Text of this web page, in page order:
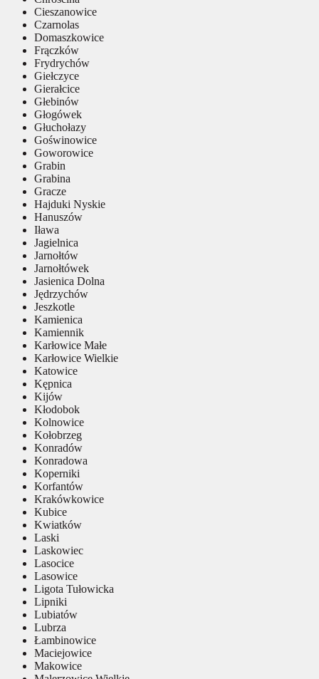
Cieszanowice
Czarnolas
Domaszkowice
Frączków
Frydrychów
Giełczyce
Gierałcice
Głebinów
Głogówek
Głuchołazy
Goświnowice
Goworowice
Grabin
Grabina
Gracze
Hajduki Nyskie
Hanuszów
Iława
Jagielnica
Jarnołtów
Jarnołtówek
Jasienica Dolna
Jędrzychów
Jeszkotle
Kamienica
Kamiennik
Karłowice Małe
Karłowice Wielkie
Katowice
Kępnica
Kijów
Kłodobok
Kolnowice
Kołobrzeg
Konradów
Konradowa
Koperniki
Korfantów
Krakówkowice
Kubice
Kwiatków
Laski
Laskowiec
Lasocice
Lasowice
Ligota Tułowicka
Lipniki
Lubiatów
Lubrza
Łambinowice
Maciejowice
Makowice